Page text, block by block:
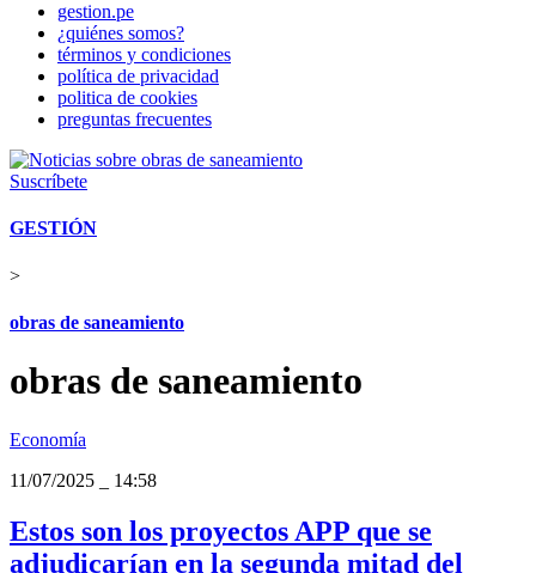
gestion.pe
¿quiénes somos?
términos y condiciones
política de privacidad
politica de cookies
preguntas frecuentes
Suscríbete
GESTIÓN
>
obras de saneamiento
obras de saneamiento
Economía
11/07/2025
14:58
Estos son los proyectos APP que se
adjudicarían en la segunda mitad del